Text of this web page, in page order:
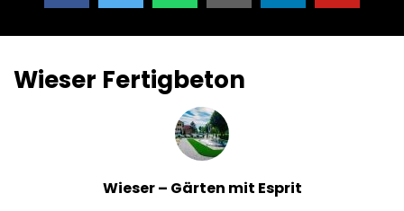
Wieser Fertigbeton
Wieser – Gärten mit Esprit